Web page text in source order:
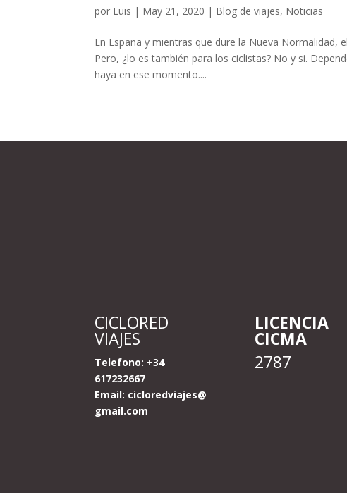
por Luis | May 21, 2020 | Blog de viajes, Noticias
En España y mientras que dure la Nueva Normalidad,
Pero, ¿lo es también para los ciclistas? No y si.
haya en ese momento....
CICLORED
VIAJES
Telefono: +34
617232667
Email: cicloredviajes@
gmail.com
LICENCIA
CICMA
2787